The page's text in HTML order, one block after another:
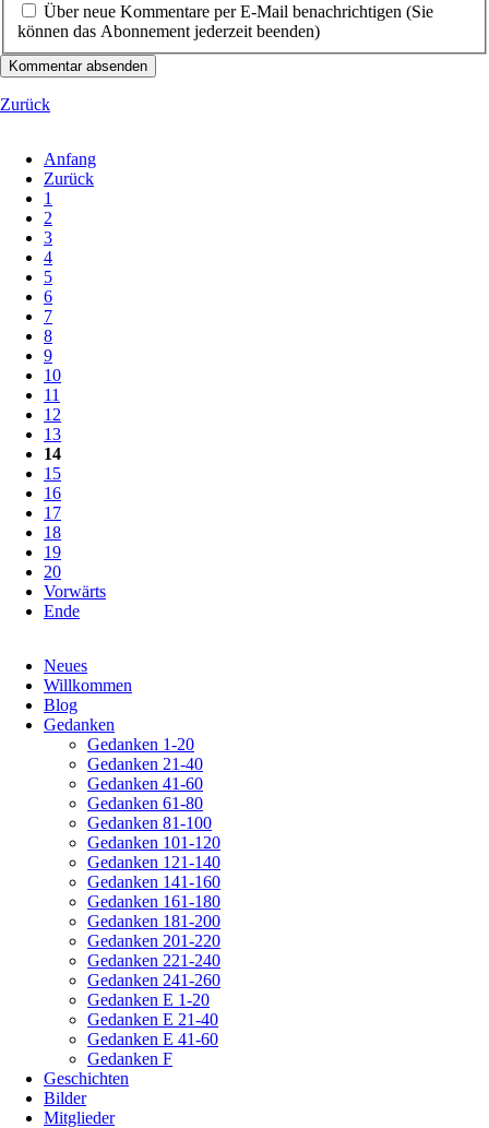
Über neue Kommentare per E-Mail benachrichtigen (Sie
können das Abonnement jederzeit beenden)
Kommentar absenden
Zurück
Anfang
Zurück
1
2
3
4
5
6
7
8
9
10
11
12
13
14
15
16
17
18
19
20
Vorwärts
Ende
überspringen
Neues
Willkommen
Blog
Gedanken
Gedanken 1-20
Gedanken 21-40
Gedanken 41-60
Gedanken 61-80
Gedanken 81-100
Gedanken 101-120
Gedanken 121-140
Gedanken 141-160
Gedanken 161-180
Gedanken 181-200
Gedanken 201-220
Gedanken 221-240
Gedanken 241-260
Gedanken E 1-20
Gedanken E 21-40
Gedanken E 41-60
Gedanken F
Geschichten
Bilder
Mitglieder